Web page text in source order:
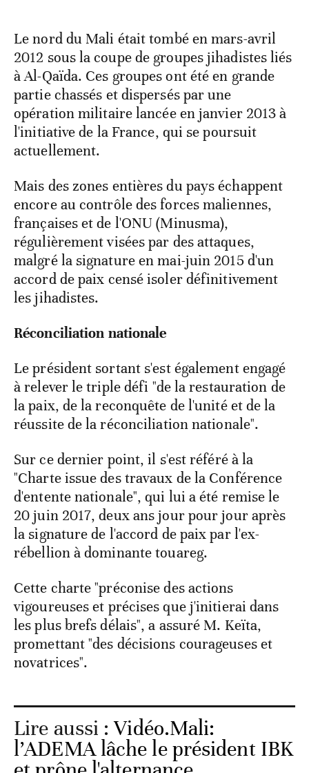
Le nord du Mali était tombé en mars-avril
2012 sous la coupe de groupes jihadistes liés
à Al-Qaïda. Ces groupes ont été en grande
partie chassés et dispersés par une
opération militaire lancée en janvier 2013 à
l'initiative de la France, qui se poursuit
actuellement.
Mais des zones entières du pays échappent
encore au contrôle des forces maliennes,
françaises et de l'ONU (Minusma),
régulièrement visées par des attaques,
malgré la signature en mai-juin 2015 d'un
accord de paix censé isoler définitivement
les jihadistes.
Réconciliation nationale
Le président sortant s'est également engagé
à relever le triple défi "de la restauration de
la paix, de la reconquête de l'unité et de la
réussite de la réconciliation nationale".
Sur ce dernier point, il s'est référé à la
"Charte issue des travaux de la Conférence
d'entente nationale", qui lui a été remise le
20 juin 2017, deux ans jour pour jour après
la signature de l'accord de paix par l'ex-
rébellion à dominante touareg.
Cette charte "préconise des actions
vigoureuses et précises que j'initierai dans
les plus brefs délais", a assuré M. Keïta,
promettant "des décisions courageuses et
novatrices".
Lire aussi :Vidéo.Mali:
l’ADEMA lâche le président IBK